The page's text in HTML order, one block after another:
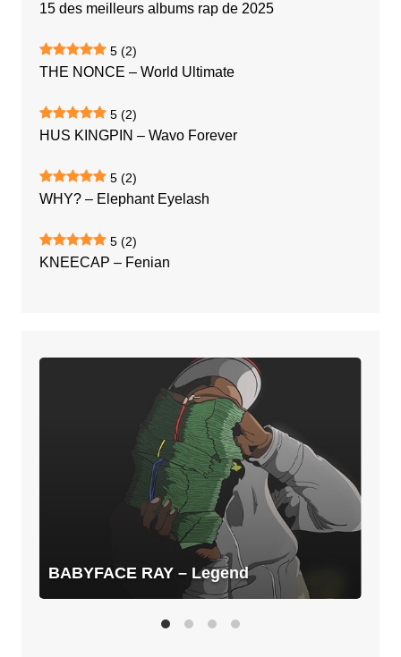
15 des meilleurs albums rap de 2025
5 (2)
THE NONCE – World Ultimate
5 (2)
HUS KINGPIN – Wavo Forever
5 (2)
WHY? – Elephant Eyelash
5 (2)
KNEECAP – Fenian
BABYFACE RAY – Legend